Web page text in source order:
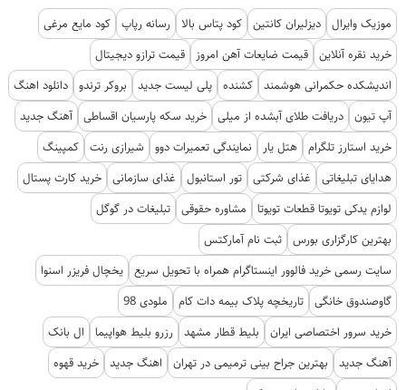
موزیک وایرال دیزلیران کانتین کود پتاس بالا رسانه رپاپ کود مایع مرغی
خرید نقره آنلاین قیمت ضایعات آهن امروز
قیمت ترازو دیجیتال
اندیشکده حکمرانی هوشمند کشنده پلی لیست جدید بروکر ترندو دانلود اهنگ
آپ تیون دریافت طلای آبشده از میلی خرید سکه پارسیان اقساطی آهنگ جدید
خرید استارز تلگرام هتل یار نمایندگی تعمیرات دوو شیرازی رنت کمپینگ
هدایای تبلیغاتی
غذای شرکتی تور استانبول غذای سازمانی خرید کارت پستال
لوازم یدکی تویوتا قطعات تویوتا
مشاوره حقوقی تبلیغات در گوگل
بهترین کارگزاری بورس ثبت نام آمارکتس
سایت رسمی خرید فالوور اینستاگرام همراه با تحویل سریع یخچال فریزر اسنوا
گاوصندوق خانگی تاریخچه پلاک بیمه دات کام
ملودی 98
خرید سرور اختصاصی ایران
بلیط قطار مشهد رزرو بلیط هواپیما
ال بانک
آهنگ جدید
بهترین جراح بینی ترمیمی در تهران اهنگ جدید خرید قهوه